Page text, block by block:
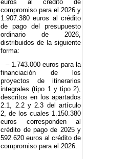
euros al crédito de
compromiso para el 2026 y
1.907.380 euros al crédito
de pago del presupuesto
ordinario de 2026,
distribuidos de la siguiente
forma:
– 1.743.000 euros para la
financiación de los
proyectos de itinerarios
integrales (tipo 1 y tipo 2),
descritos en los apartados
2.1, 2.2 y 2.3 del artículo
2, de los cuales 1.150.380
euros corresponden al
crédito de pago de 2025 y
592.620 euros al crédito de
compromiso para el 2026.